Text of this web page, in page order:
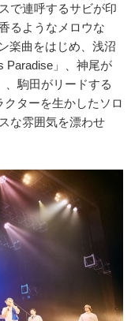
で連呼するサビが印
るようなメロウな
楽曲をはじめ、浅沼
Paradise」、神尾が
駒田がリードする
クターを生かしたソロ
な雰囲気を漂わせ